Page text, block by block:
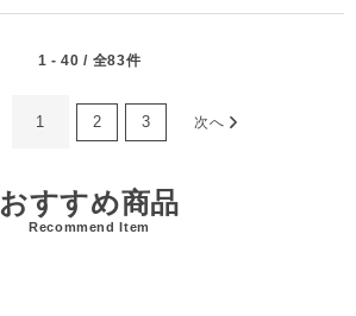
1 - 40 / 全83件
1 2 3 次へ
おすすめ商品
Recommend Item